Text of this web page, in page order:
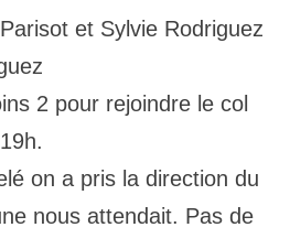
et Sylvie Rodriguez
2 pour rejoindre le col
on a pris la direction du
nous attendait. Pas de